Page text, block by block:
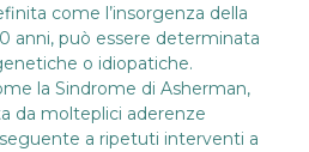
come l’insorgenza della
anni, può essere determinata
o idiopatiche.
la Sindrome di Asherman,
da molteplici aderenze
a ripetuti interventi a